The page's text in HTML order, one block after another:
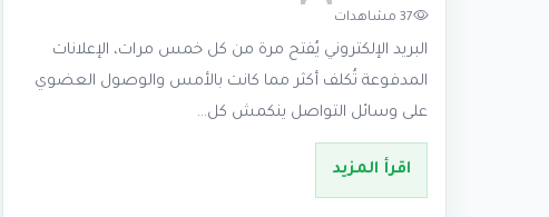
37 مشاهدات
البريد الإلكتروني يُفتح مرة من كل خمس مرات، الإعلانات
المدفوعة تُكلف أكثر مما كانت بالأمس والوصول العضوي
على وسائل التواصل ينكمش كل…
اقرأ المزيد